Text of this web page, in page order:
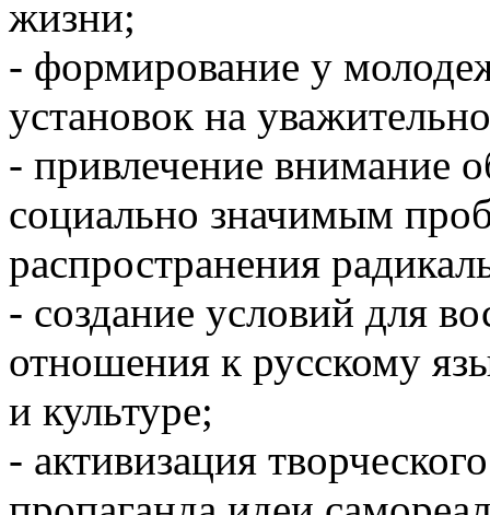
жизни;
- формирование у
установок на
- привлечение внимание
социально значимым
распространения
- создание условий для
отношения к русскому
и культуре;
- активизация